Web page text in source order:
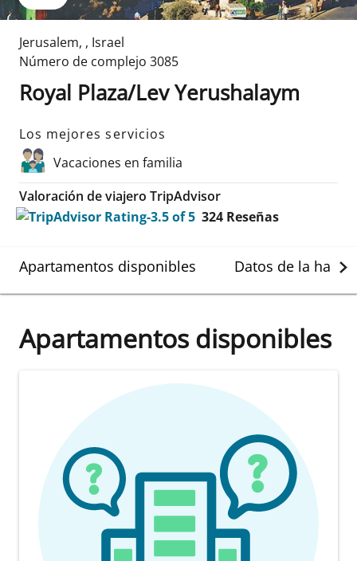
Jerusalem, , Israel
Número de complejo 3085
Royal Plaza/Lev Yerushalaym
Los mejores servicios
Vacaciones en familia
Valoración de viajero TripAdvisor
324 Reseñas
Apartamentos disponibles Datos de la
Apartamentos disponibles